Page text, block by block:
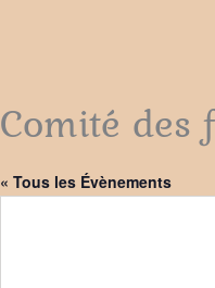
Comité des
« Tous les Évènements